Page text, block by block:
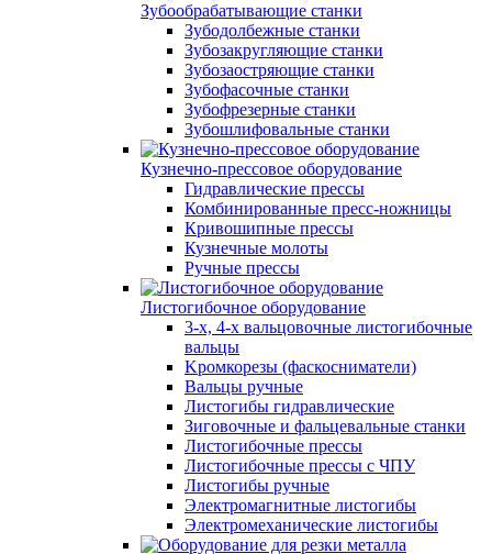
Зубообрабатывающие станки
Зубодолбежные станки
Зубозакругляющие станки
Зубозаостряющие станки
Зубофасочные станки
Зубофрезерные станки
Зубошлифовальные станки
Кузнечно-прессовое оборудование
Гидравлические прессы
Комбинированные пресс-ножницы
Кривошипные прессы
Кузнечные молоты
Ручные прессы
Листогибочное оборудование
3-х, 4-х вальцовочные листогибочные
вальцы
Kромкорезы (фаскосниматели)
Вальцы ручные
Листогибы гидравлические
Зиговочные и фальцевальные станки
Листогибочные прессы
Листогибочные прессы с ЧПУ
Листогибы ручные
Электромагнитные листогибы
Электромеханические листогибы